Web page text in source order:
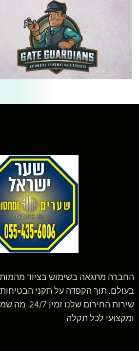
החברה מתגאה בשימוש בציוד
בעולם, תוך הקפדה על תקני
שירות החירום
ומקצועי לכל תקלה.